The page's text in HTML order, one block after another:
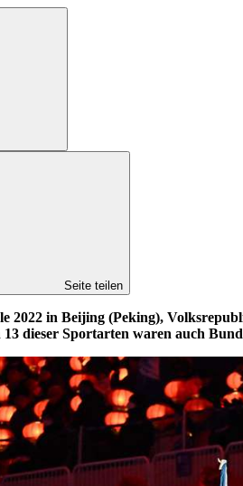
Seite teilen
2022 in Beijing (Peking),
dieser Sportarten waren auch